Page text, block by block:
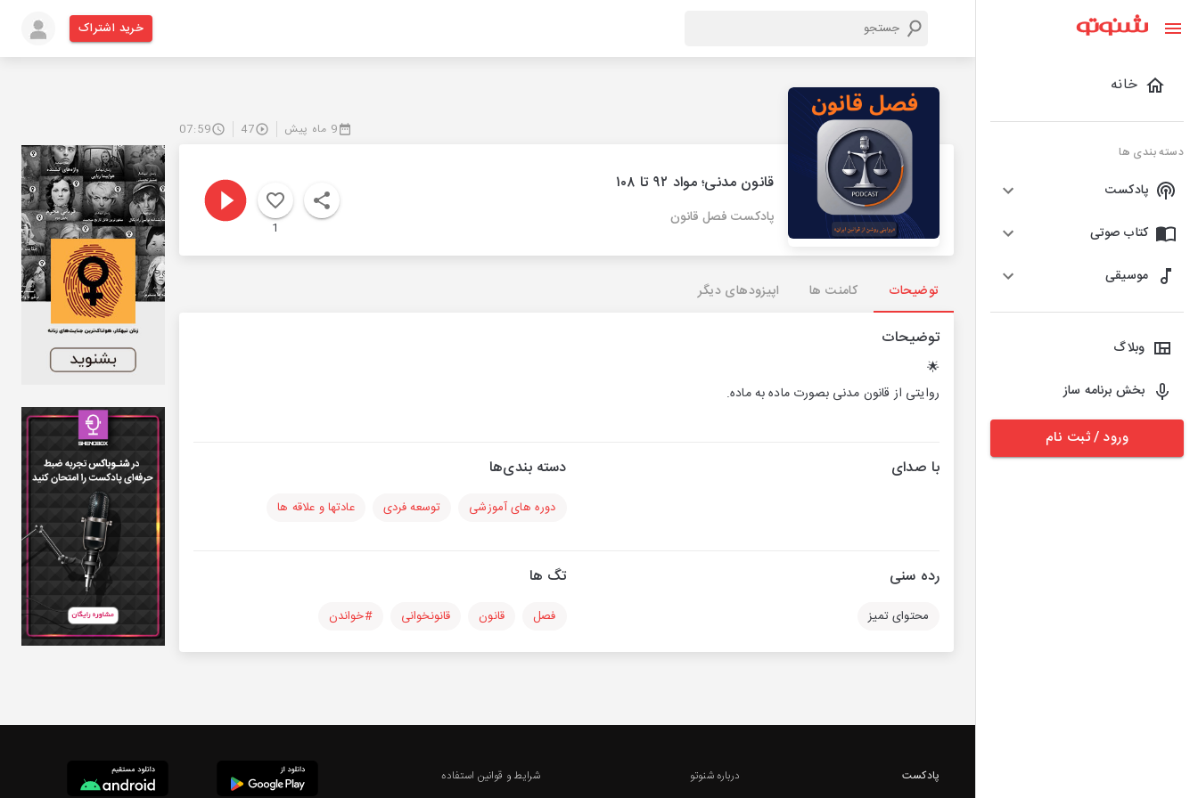
خانه
دسته بندی ها
پادکست
کتاب صوتی
موسیقی
وبلاگ
بخش برنامه ساز
ورود / ثبت نام
خرید اشتراک
9 ماه پیش 47
07:59
قانون مدنی؛ مواد ۹۲ تا ۱۰۸
پادکست فصل قانون
1
توضیحات کامنت ها اپیزودهای دیگر
توضیحات
🌟
روایتی از قانون مدنی بصورت ماده به ماده.
با صدای دسته بندی‌ها
دوره های آموزشی توسعه فردی عادتها و علاقه ها
رده سنی
محتوای تمیز
تگ ها
فصل قانون قانونخوانی #خواندن
پادکست
درباره شنوتو
شرایط و قوانین استفاده